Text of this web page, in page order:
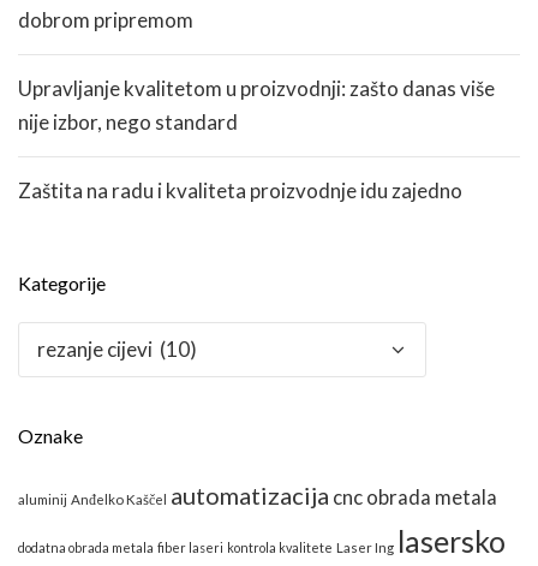
dobrom pripremom
Upravljanje kvalitetom u proizvodnji: zašto danas više
nije izbor, nego standard
Zaštita na radu i kvaliteta proizvodnje idu zajedno
Kategorije
Kategorije
Oznake
aluminij Anđelko Kaščel automatizacija cnc obrada metala
dodatna obrada metala fiber laseri kontrola kvalitete Laser Ing lasersko